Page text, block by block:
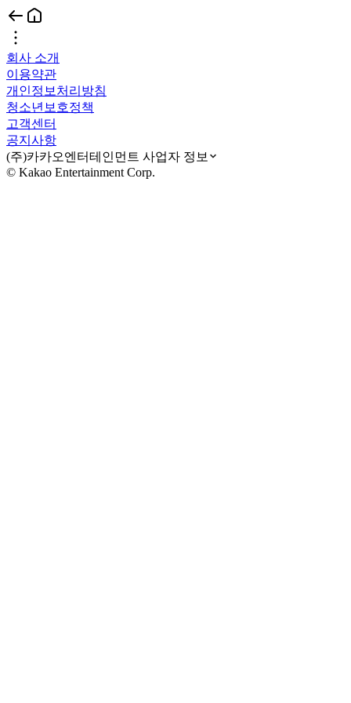
회사 소개
이용약관
개인정보처리방침
청소년보호정책
고객센터
공지사항
(주)카카오엔터테인먼트 사업자 정보
© Kakao Entertainment Corp.